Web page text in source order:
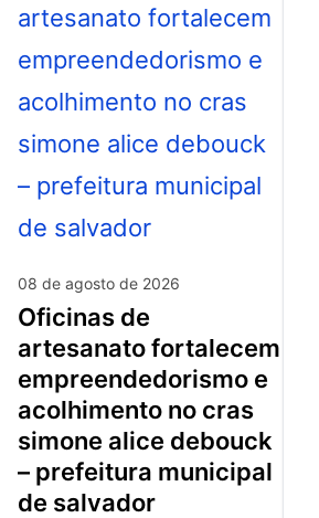
08 de agosto de 2026
oficinas de
artesanato fortalecem
empreendedorismo e
acolhimento no cras
simone alice debouck
– prefeitura municipal
de salvador